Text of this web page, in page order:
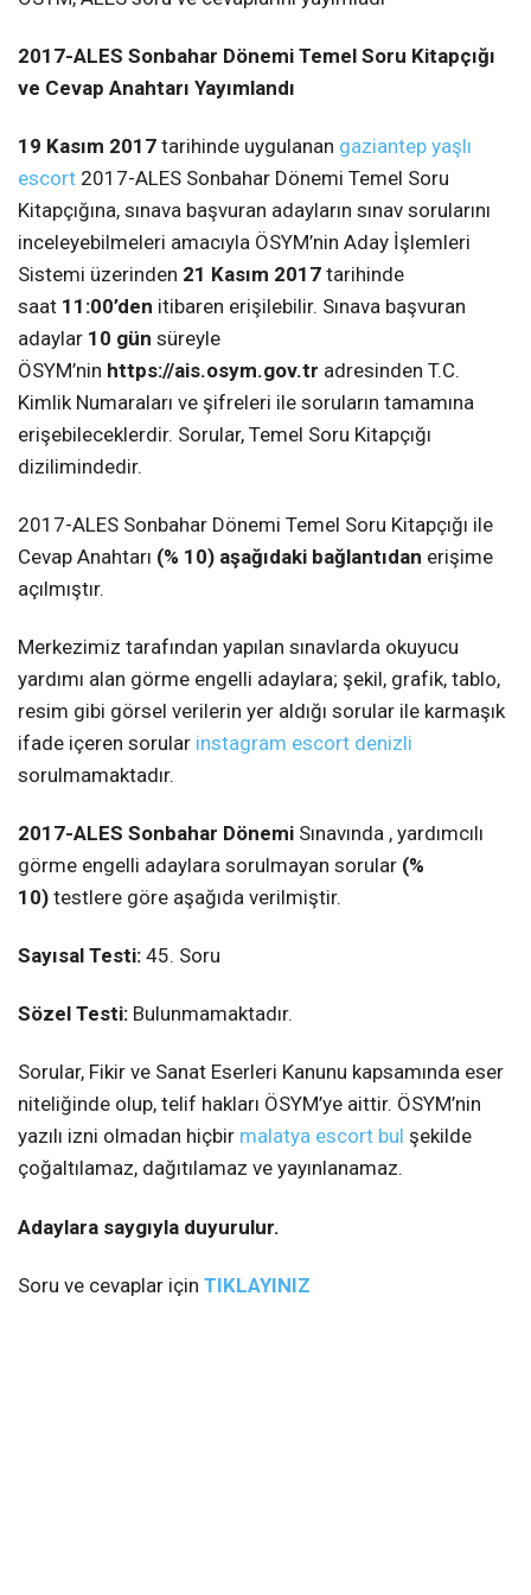
2017-ALES Sonbahar Dönemi Temel Soru Kitapçığı
ve Cevap Anahtarı Yayımlandı
19 Kasım 2017 tarihinde uygulanan gaziantep yaşlı
escort 2017-ALES Sonbahar Dönemi Temel Soru
Kitapçığına, sınava başvuran adayların sınav sorularını
inceleyebilmeleri amacıyla ÖSYM’nin Aday İşlemleri
Sistemi üzerinden 21 Kasım 2017 tarihinde
saat 11:00’den itibaren erişilebilir. Sınava başvuran
adaylar 10 gün süreyle
ÖSYM’nin https://ais.osym.gov.tr adresinden T.C.
Kimlik Numaraları ve şifreleri ile soruların tamamına
erişebileceklerdir. Sorular, Temel Soru Kitapçığı
dizilimindedir.
2017-ALES Sonbahar Dönemi Temel Soru Kitapçığı ile
Cevap Anahtarı (% 10) aşağıdaki bağlantıdan erişime
açılmıştır.
Merkezimiz tarafından yapılan sınavlarda okuyucu
yardımı alan görme engelli adaylara; şekil, grafik, tablo,
resim gibi görsel verilerin yer aldığı sorular ile karmaşık
ifade içeren sorular instagram escort denizli
sorulmamaktadır.
2017-ALES Sonbahar Dönemi Sınavında , yardımcılı
görme engelli adaylara sorulmayan sorular (%
10) testlere göre aşağıda verilmiştir.
Sayısal Testi: 45. Soru
Sözel Testi: Bulunmamaktadır.
Sorular, Fikir ve Sanat Eserleri Kanunu kapsamında eser
niteliğinde olup, telif hakları ÖSYM’ye aittir. ÖSYM’nin
yazılı izni olmadan hiçbir malatya escort bul şekilde
çoğaltılamaz, dağıtılamaz ve yayınlanamaz.
Adaylara saygıyla duyurulur.
Soru ve cevaplar için TIKLAYINIZ